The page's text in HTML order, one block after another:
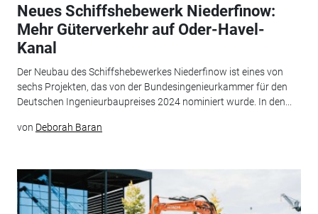
Neues Schiffshebewerk Niederfinow:
Mehr Güterverkehr auf Oder-Havel-
Kanal
Der Neubau des Schiffshebewerkes Niederfinow ist eines von
sechs Projekten, das von der Bundesingenieurkammer für den
Deutschen Ingenieurbaupreises 2024 nominiert wurde. In den...
von Deborah Baran